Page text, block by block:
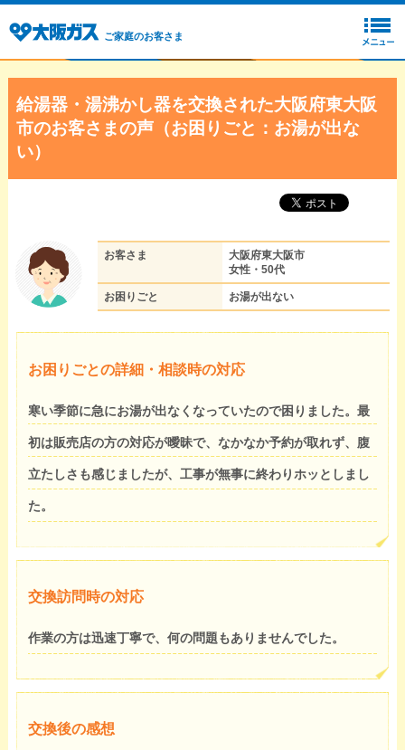
ご家庭のお客さま
給湯器・湯沸かし器を交換された大阪府東大阪
市のお客さまの声（お困りごと：お湯が出な
い）
お客さま
大阪府東大阪市
女性・50代
お困りごと お湯が出ない
お困りごとの詳細・相談時の対応
寒い季節に急にお湯が出なくなっていたので困りました。最
初は販売店の方の対応が曖昧で、なかなか予約が取れず、腹
立たしさも感じましたが、工事が無事に終わりホッとしまし
た。
交換訪問時の対応
作業の方は迅速丁寧で、何の問題もありませんでした。
交換後の感想